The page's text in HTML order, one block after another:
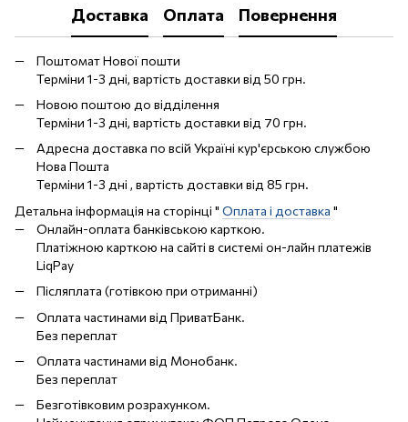
Доставка Оплата Повернення
Поштомат Нової пошти
Терміни 1-3 дні, вартість доставки від 50 грн.
Новою поштою до відділення
Терміни 1-3 дні, вартість доставки від 70 грн.
Адресна доставка по всій Україні кур'єрською службою
Нова Пошта
Терміни 1-3 дні , вартість доставки від 85 грн.
Детальна інформація на сторінці " Оплата і доставка "
Онлайн-оплата банківською карткою.
Платіжною карткою на сайті в системі он-лайн платежів
LiqPay
Післяплата (готівкою при отриманні)
Оплата частинами від ПриватБанк.
Без переплат
Оплата частинами від Монобанк.
Без переплат
Безготівковим розрахунком.